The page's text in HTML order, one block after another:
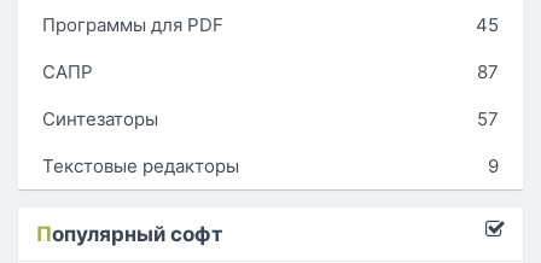
Программы для PDF 45
САПР 87
Синтезаторы 57
Текстовые редакторы 9
Популярный софт